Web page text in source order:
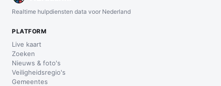
Realtime hulpdiensten data voor Nederland
PLATFORM
Live kaart
Zoeken
Nieuws & foto's
Veiligheidsregio's
Gemeentes